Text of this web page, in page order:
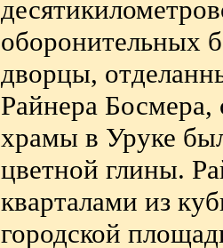
оборонительных
дворцы,
Райнера
храмы в Уруке
цветной глины.
кварталами из
городской